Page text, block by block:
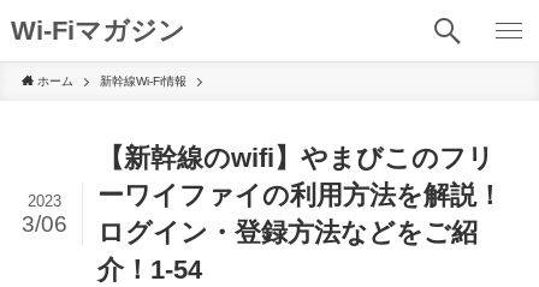
Wi-Fiマガジン
ホーム 新幹線Wi-Fi情報
【新幹線のwifi】やまびこのフリ
ーワイファイの利用方法を解説！
ログイン・登録方法などをご紹
介！1-54
2023
3/06